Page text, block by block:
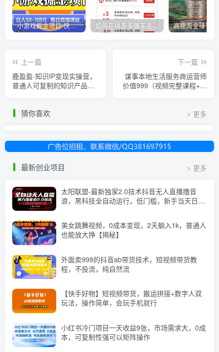
小游戏掘金项目-快手商业养机教程（小游戏养机） 如何在拼多多薅羊毛，教你撸品台无门槛优惠券，一单利润50-300！
上一篇
鹿盈盈-知识IP变现实操营，​
普通人可复制的知识产品落
下一篇
谋事本地生活服务商运营师
价值999（视频完整课程+课
猜你喜欢 更多
最新创业项目 更多
太阳联盟-最新独家2.0技术抖音无人直播撸音
浪，黑科技全自动运行，低门槛，新手当天日入
美女跳舞视频，0成本变现，2天躺入1k，普通人
也能放大挣【揭秘】
外面卖998的抖音ab带货技术，短视频带货教
程，不投流，纯自然流
【快手好物】短视频带货，搬运拼接+数字人双
玩法，操作简单，会玩手机就行
小红书冷门项目一天收益9张，市场需求大，0成
本，可复制性强可以矩阵操作